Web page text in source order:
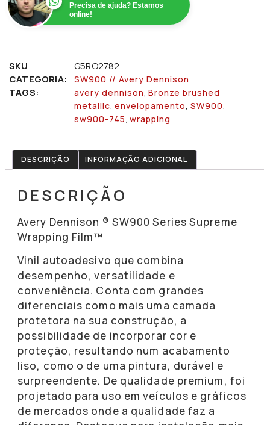
Precisa de ajuda? Estamos
online!
SKU
G5RO2782
CATEGORIA:
SW900 // Avery Dennison
TAGS: avery dennison,Bronze brushed
metallic,envelopamento, SW900,
sw900-745,wrapping
DESCRIÇÃO INFORMAÇÃO ADICIONAL
DESCRIÇÃO
Avery Dennison ® SW900 Series Supreme
Wrapping Film™
Vinil autoadesivo que combina
desempenho, versatilidade e
conveniência. Conta com grandes
diferenciais como mais uma camada
protetora na sua construção, a
possibilidade de incorporar cor e
proteção, resultando num acabamento
liso, como o de uma pintura, durável e
surpreendente. De qualidade premium, foi
projetado para uso em veículos e gráficos
de mercados onde a qualidade faz a